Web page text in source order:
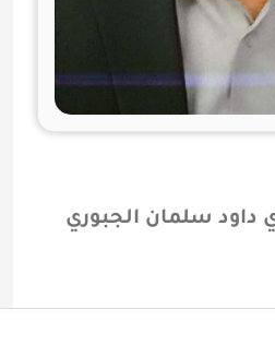
داود سلمان الجبوري